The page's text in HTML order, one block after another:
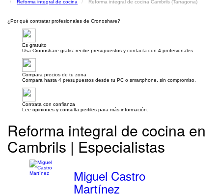
Reforma integral de cocina
Reforma integral de cocina Cambrils (Tarragona)
¿Por qué contratar profesionales de Cronoshare?
Es gratuito
Usa Cronoshare gratis: recibe presupuestos y contacta con 4 profesionales.
Compara precios de tu zona
Compara hasta 4 presupuestos desde tu PC o smartphone, sin compromiso.
Contrata con confianza
Lee opiniones y consulta perfiles para más información.
Reforma integral de cocina en
Cambrils | Especialistas
Miguel Castro
Martínez